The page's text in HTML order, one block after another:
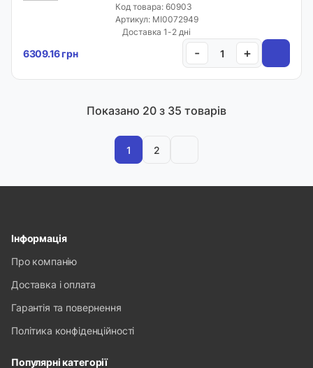
Код товара: 60903
Артикул: MI0072949
Доставка 1-2 дні
6309.16 грн - +
Показано 20 з 35 товарів
1 2
Інформація
Про компанію
Доставка і оплата
Гарантія та повернення
Політика конфіденційності
Популярні категорії